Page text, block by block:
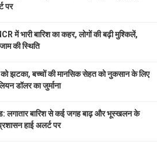
पर
में भारी बारिश का कहर, लोगों की बढ़ी मुश्किलें,
की स्थिति
झटका, बच्चों की मानसिक सेहत को नुकसान के लिए
डॉलर का जुर्माना
लगातार बारिश से कई जगह बाढ़ और भूस्खलन के
हाई अलर्ट पर